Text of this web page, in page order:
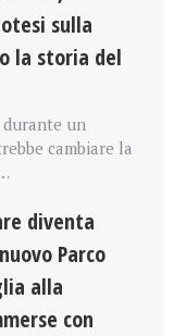
sulla
la storia del
durante un
cambiare la
diventa
Parco
alla
con